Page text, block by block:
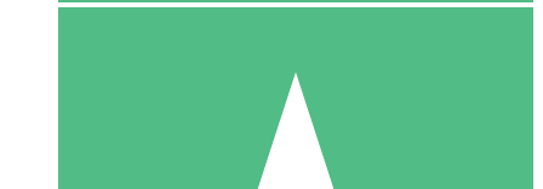
10 Téléchargements
20 00